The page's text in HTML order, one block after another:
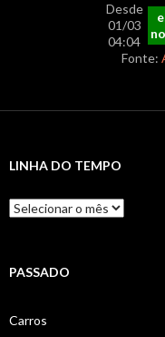
Desde
01/03
04:04
Fonte:
LINHA DO TEMPO
Linha
do
PASSADO
Carros